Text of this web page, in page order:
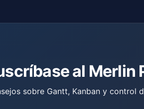
al Merlin
sobre Gantt, Kanban y control